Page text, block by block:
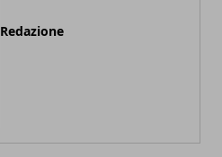
Redazione